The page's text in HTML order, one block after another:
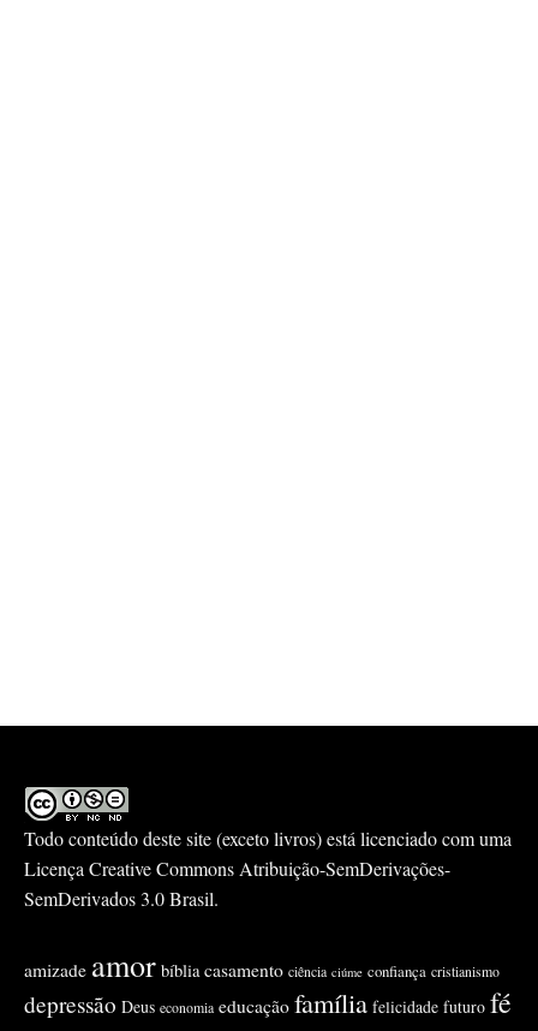
Todo conteúdo deste site (exceto livros) está licenciado com uma
LicençaCreative Commons Atribuição-SemDerivações-
SemDerivados 3.0 Brasil.
amizade amor bíblia casamento ciência ciúme confiança cristianismo
depressão Deus economia educação família felicidade futuro fé